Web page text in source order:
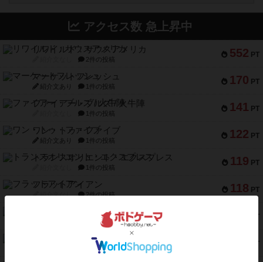
アクセス数 急上昇中
552 PT
リワイルド：サウスアメリカ
2件の投稿
170 PT
マーケットフレッシュ
紹介文あり 1件の投稿
141 PT
ファイアー・ブルズ / 火牛陣
1件の投稿
122 PT
ワン・トゥ・ファイブ
紹介文あり 1件の投稿
119 PT
トランスオリエント・エクスプレス
1件の投稿
118 PT
フラットアイアン
紹介文なし 2件の投稿
PT
エコーズ・オブ・タイム
8件の投稿
PT
1件の投稿